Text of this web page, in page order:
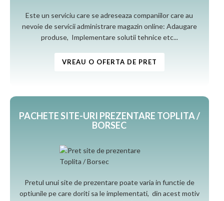
Este un serviciu care se adreseaza companiilor care au
nevoie de servicii administrare magazin online: Adaugare
produse, Implementare solutii tehnice etc...
VREAU O OFERTA DE PRET
PACHETE SITE-URI PREZENTARE TOPLITA /
BORSEC
Pretul unui site de prezentare poate varia in functie de
optiunile pe care doriti sa le implementati, din acest motiv